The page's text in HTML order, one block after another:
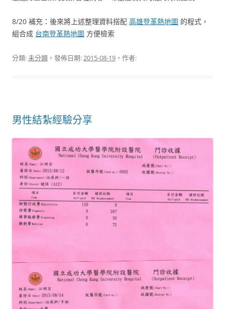
8/20 補充：後來將上述整理資料搭配 高雄登革熱地圖 的程式，
組合成 台南登革熱地圖 方便檢索
分類:未分類 ，發佈日期:2015-08-19 ，作者:
男性結紮經驗分享